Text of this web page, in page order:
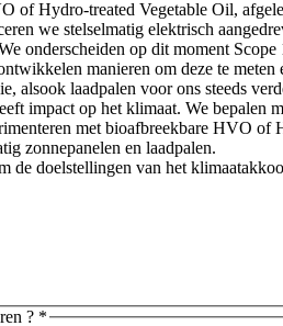
of Hydro-treated Vegetable Oil,
we stelselmatig elektrisch
onderscheiden op dit moment
manieren om deze te
alsook laadpalen voor ons steeds
impact op het klimaat. We
met bioafbreekbare HVO
zonnepanelen en laadpalen.
de doelstellingen van het
? *